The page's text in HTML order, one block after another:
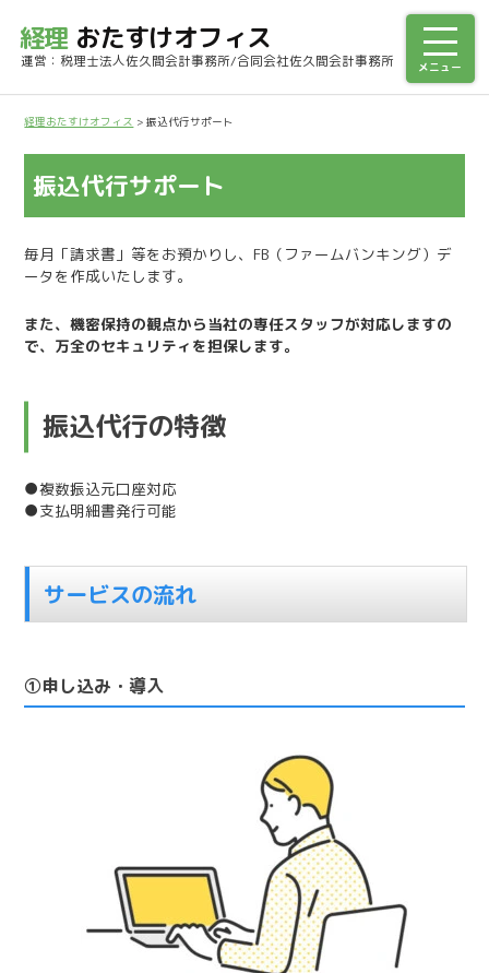
経理 おたすけオフィス
運営：税理士法人佐久間会計事務所/合同会社佐久間会計事務所
経理おたすけオフィス >振込代行サポート
振込代行サポート
毎月「請求書」等をお預かりし、FB（ファームバンキング）デ
ータを作成いたします。
また、機密保持の観点から当社の専任スタッフが対応しますの
で、万全のセキュリティを担保します。
振込代行の特徴
●複数振込元口座対応
●支払明細書発行可能
サービスの流れ
①申し込み・導入